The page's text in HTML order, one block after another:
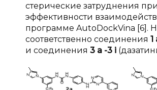
стерические затруднения
эффективности
программе AutoDockVina [6].
соответственно соединения 1
и соединения 3 a -3 i